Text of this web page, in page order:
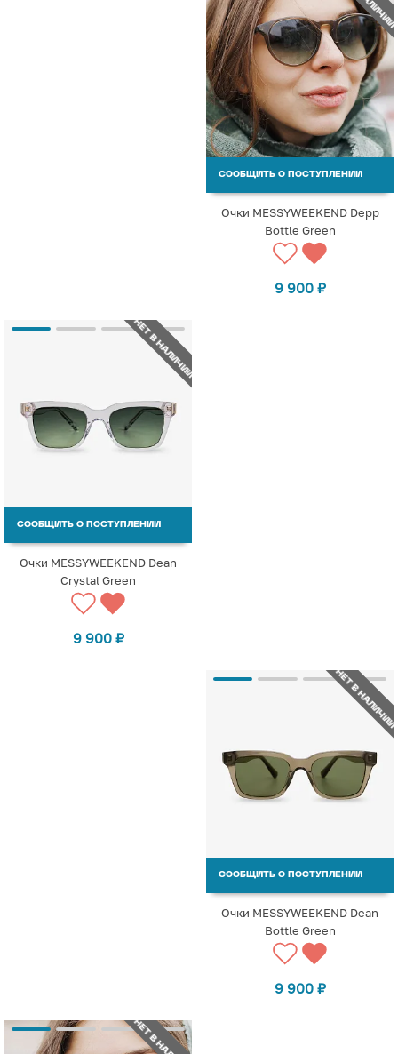
СООБЩИТЬ О ПОСТУПЛЕНИИ
Очки MESSYWEEKEND Depp
Bottle Green
9 900 ₽
НЕТ В НАЛИЧИИ
СООБЩИТЬ О ПОСТУПЛЕНИИ
Очки MESSYWEEKEND Dean
Crystal Green
9 900 ₽
НЕТ В НАЛИЧИИ
СООБЩИТЬ О ПОСТУПЛЕНИИ
Очки MESSYWEEKEND Dean
Bottle Green
9 900 ₽